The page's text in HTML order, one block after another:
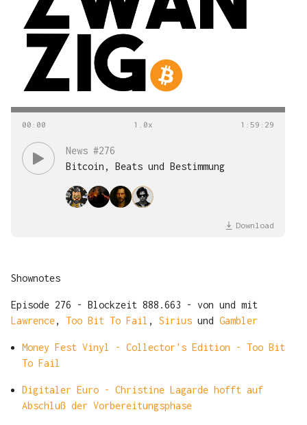
00 : 00 1 : 59 : 29
News #276
Bitcoin, Beats und Bestimmung
Download
Shownotes
Episode 276 - Blockzeit 888.663 - von und mit
Lawrence, Too Bit To Fail , Sirius und Gambler
Money Fest Vinyl - Collector's Edition - Too Bit
To Fail
Digitaler Euro - Christine Lagarde hofft auf
Abschluß der Vorbereitungsphase